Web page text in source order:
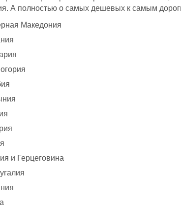
А полностью о самых дешевых к самым
Македония
и Герцеговина